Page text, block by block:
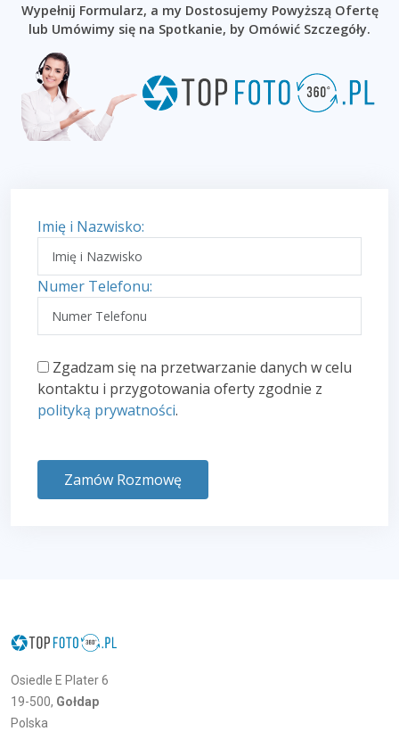
Wypełnij Formularz, a my Dostosujemy Powyższą Ofertę
lub Umówimy się na Spotkanie, by Omówić Szczegóły.
Imię i Nazwisko:
Numer Telefonu:
Zgadzam się na przetwarzanie danych w celu
kontaktu i przygotowania oferty zgodnie z
polityką prywatności.
Zamów Rozmowę
Osiedle E Plater 6
19-500, Gołdap
Polska